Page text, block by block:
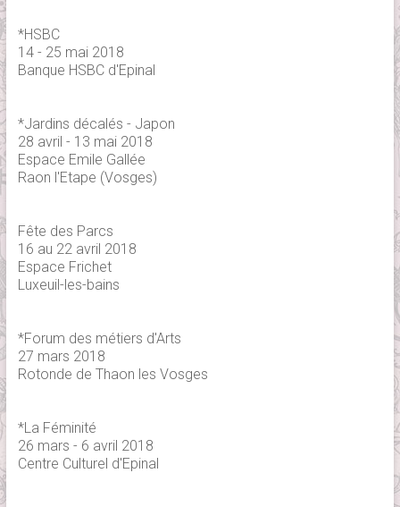
*HSBC
14 - 25 mai 2018
Banque HSBC d'Epinal
*Jardins décalés - Japon
28 avril - 13 mai 2018
Espace Emile Gallée
Raon l'Etape (Vosges)
Fête des Parcs
16 au 22 avril 2018
Espace Frichet
Luxeuil-les-bains
*Forum des métiers d'Arts
27 mars 2018
Rotonde de Thaon les Vosges
*La Féminité
26 mars - 6 avril 2018
Centre Culturel d'Epinal